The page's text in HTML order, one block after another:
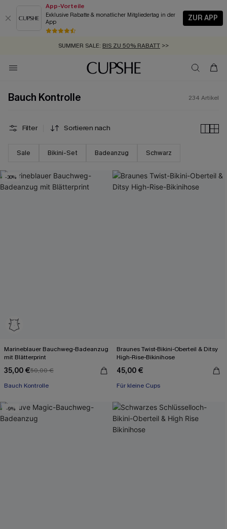
App-Vorteile
Exklusive Rabatte & monatlicher Mitgliedertag in der
App
ZUR APP
GRATIS MASSBAND MIT JEDEM SCHNELLVERSAND-ARTIKEL >>
SUMMER SALE:
ZUM NEWSLETTER:BIS ZU -20% EXTRA ERHALTEN
KOSTENLOSER VERSAND AB 89 €
Bauch Kontrolle 234 Artikel
Filter Sortieren nach
Sale Bikini-Set Badeanzug Schwarz
-30%
Marineblauer Bauchweg-Badeanzug
mit Blätterprint
35,00 €50,00 €
Bauch Kontrolle
Braunes Twist-Bikini-Oberteil & Ditsy
High-Rise-Bikinihose
45,00 €
Für kleine Cups
-9%